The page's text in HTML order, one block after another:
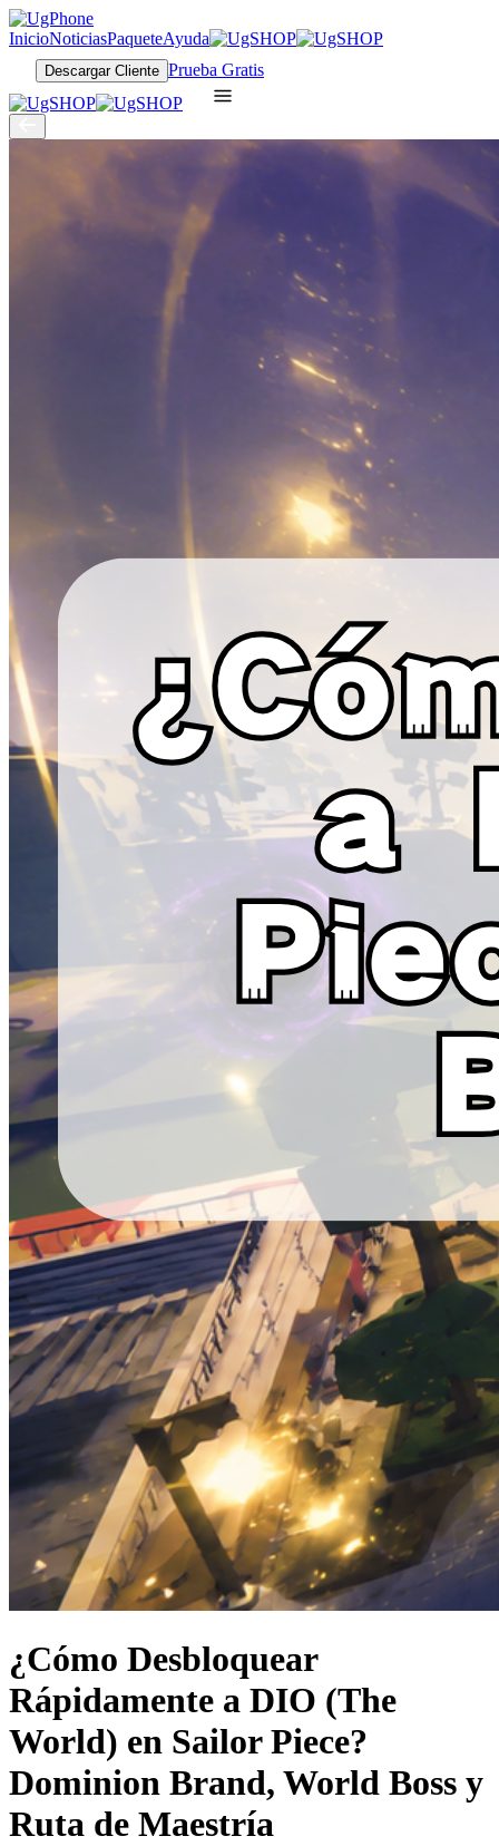
InicioNoticiasPaqueteAyuda
Descargar Cliente Prueba Gratis
¿Cómo Desbloquear
Rápidamente a DIO (The
World) en Sailor Piece?
Dominion Brand, World Boss y
Ruta de Maestría